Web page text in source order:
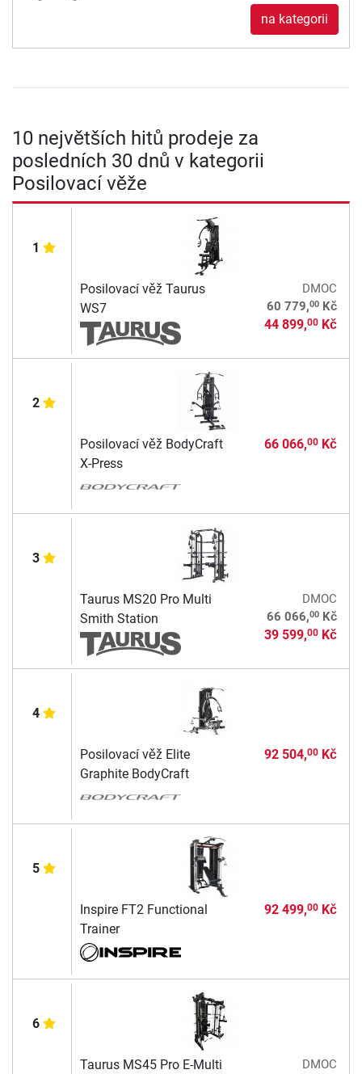
na kategorii
10 největších hitů prodeje za
posledních 30 dnů v kategorii
Posilovací věže
1
Posilovací věž Taurus
WS7
DMOC
60 779,00Kč
44 899,00Kč
2
Posilovací věž BodyCraft
X-Press
66 066,00Kč
3
Taurus MS20 Pro Multi
Smith Station
DMOC
66 066,00Kč
39 599,00Kč
4
Posilovací věž Elite
Graphite BodyCraft
92 504,00Kč
5
Inspire FT2 Functional
Trainer
92 499,00Kč
6
Taurus MS45 Pro E-Multi DMOC